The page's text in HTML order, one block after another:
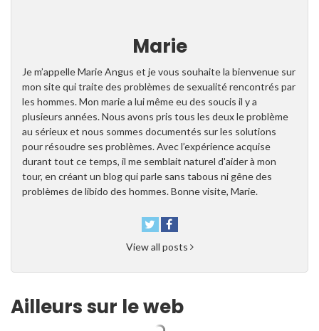
Marie
Je m’appelle Marie Angus et je vous souhaite la bienvenue sur
mon site qui traite des problèmes de sexualité rencontrés par
les hommes. Mon marie a lui même eu des soucis il y a
plusieurs années. Nous avons pris tous les deux le problème
au sérieux et nous sommes documentés sur les solutions
pour résoudre ses problèmes. Avec l’expérience acquise
durant tout ce temps, il me semblait naturel d'aider à mon
tour, en créant un blog qui parle sans tabous ni gêne des
problèmes de libido des hommes. Bonne visite, Marie.
View all posts
Ailleurs sur le web